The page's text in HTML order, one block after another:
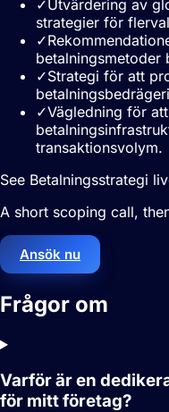
✓Utvärdering av
strategier för
✓
betalningsmetoder
✓Strategi för att
✓Vägledning för
transaktionsvolym.
See Betalningsstrategi
A short scoping call,
Ansök nu
Frågor om
Varför är en
för mitt företag?